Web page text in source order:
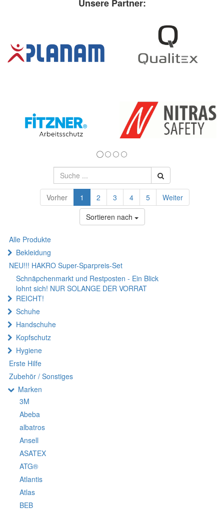
Unsere Partner:
Vorher 1 2 3 4 5
Weiter
Sortieren nach
Alle Produkte
Bekleidung
NEU!!! HAKRO Super-Sparpreis-Set
Schnäpchenmarkt und Restposten - Ein Blick
lohnt sich! NUR SOLANGE DER VORRAT
REICHT!
Schuhe
Handschuhe
Kopfschutz
Hygiene
Erste Hilfe
Zubehör / Sonstiges
Marken
3M
Abeba
albatros
Ansell
ASATEX
ATG®
Atlantis
Atlas
BEB